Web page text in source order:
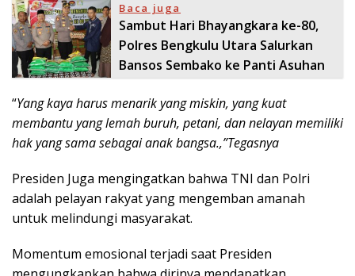
Baca juga
Sambut Hari Bhayangkara ke-80,
Polres Bengkulu Utara Salurkan
Bansos Sembako ke Panti Asuhan
“Yang kaya harus menarik yang miskin, yang kuat
membantu yang lemah buruh, petani, dan nelayan memiliki
hak yang sama sebagai anak bangsa.,”Tegasnya
Presiden Juga mengingatkan bahwa TNI dan Polri
adalah pelayan rakyat yang mengemban amanah
untuk melindungi masyarakat.
Momentum emosional terjadi saat Presiden